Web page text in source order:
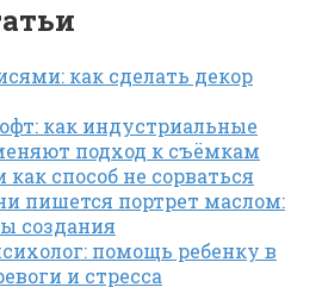
как сделать декор
как индустриальные
подход к съёмкам
способ не сорваться
пишется портрет маслом:
создания
помощь ребенку в
и стресса